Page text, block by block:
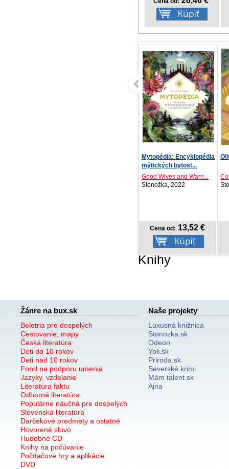
Oliver, čo dnes robíš?
Constanze von Kitzin...
Stonožka, 2026
Cena od: 8,18 €
Knihy
Žánre na bux.sk
Beletria pre dospelých
Cestovanie, mapy
Česká literatúra
Deti do 10 rokov
Deti nad 10 rokov
Fond na podporu umenia
Jazyky, vzdelanie
Literatúra faktu
Odborná literatúra
Populárne náučná pre dospelých
Slovenská literatúra
Darčekové predmety a ostatné
Hovorené slovo
Hudobné CD
Knihy na počúvanie
Počítačové hry a aplikácie
DVD
Naše projekty
Luxusná knižnica
Stonozka.sk
Odeon
Yoli.sk
Priroda.sk
Severské krimi
Mám talent.sk
Ajna